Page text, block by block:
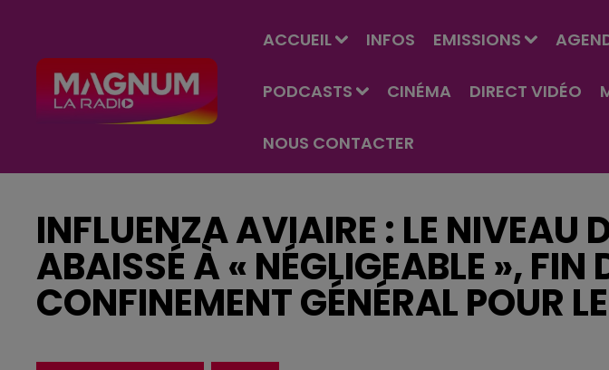
ACCUEIL INFOS EMISSIONS
PODCASTS CINÉMA DIRECT VIDÉO
NOUS CONTACTER
INFLUENZA AVIAIRE : LE NIVEAU
ABAISSÉ À « NÉGLIGEABLE », FIN
CONFINEMENT GÉNÉRAL POUR